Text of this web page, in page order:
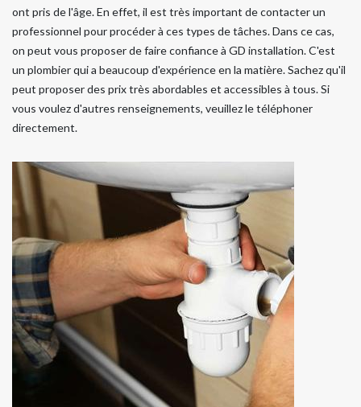
ont pris de l'âge. En effet, il est très important de contacter un
professionnel pour procéder à ces types de tâches. Dans ce cas,
on peut vous proposer de faire confiance à GD installation. C'est
un plombier qui a beaucoup d'expérience en la matière. Sachez qu'il
peut proposer des prix très abordables et accessibles à tous. Si
vous voulez d'autres renseignements, veuillez le téléphoner
directement.